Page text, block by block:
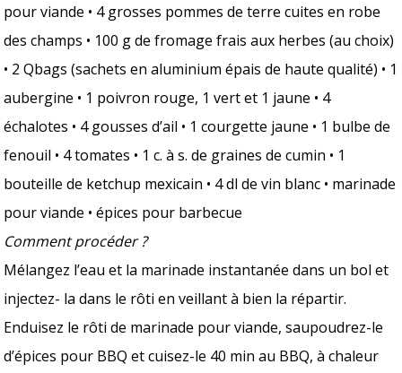
pour viande • 4 grosses pommes de terre cuites en robe
des champs • 100 g de fromage frais aux herbes (au choix)
• 2 Qbags (sachets en aluminium épais de haute qualité) • 1
aubergine • 1 poivron rouge, 1 vert et 1 jaune • 4
échalotes • 4 gousses d’ail • 1 courgette jaune • 1 bulbe de
fenouil • 4 tomates • 1 c. à s. de graines de cumin • 1
bouteille de ketchup mexicain • 4 dl de vin blanc • marinade
pour viande • épices pour barbecue
Comment procéder ?
Mélangez l’eau et la marinade instantanée dans un bol et
injectez- la dans le rôti en veillant à bien la répartir.
Enduisez le rôti de marinade pour viande, saupoudrez-le
d’épices pour BBQ et cuisez-le 40 min au BBQ, à chaleur